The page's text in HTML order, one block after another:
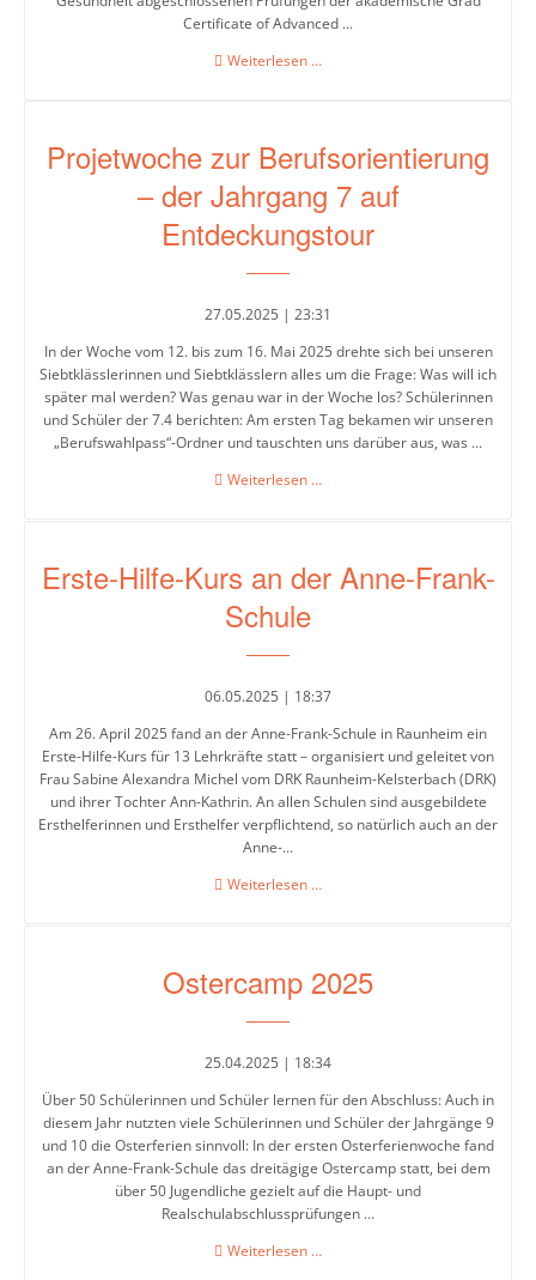
Certificate of Advanced ...
Weiterlesen …
Projetwoche zur Berufsorientierung
– der Jahrgang 7 auf
Entdeckungstour
27.05.2025 | 23:31
In der Woche vom 12. bis zum 16. Mai 2025 drehte sich bei unseren
Siebtklässlerinnen und Siebtklässlern alles um die Frage: Was will ich
später mal werden? Was genau war in der Woche los? Schülerinnen
und Schüler der 7.4 berichten: Am ersten Tag bekamen wir unseren
„Berufswahlpass“-Ordner und tauschten uns darüber aus, was ...
Weiterlesen …
der
Jahrgang
Erste-Hilfe-Kurs an der Anne-Frank-
Schule
06.05.2025 | 18:37
Am 26. April 2025 fand an der Anne-Frank-Schule in Raunheim ein
Erste-Hilfe-Kurs für 13 Lehrkräfte statt – organisiert und geleitet von
Frau Sabine Alexandra Michel vom DRK Raunheim-Kelsterbach (DRK)
und ihrer Tochter Ann-Kathrin. An allen Schulen sind ausgebildete
Ersthelferinnen und Ersthelfer verpflichtend, so natürlich auch an der
Anne-...
Weiterlesen …
der
Anne-
Ostercamp 2025
25.04.2025 | 18:34
Über 50 Schülerinnen und Schüler lernen für den Abschluss: Auch in
diesem Jahr nutzten viele Schülerinnen und Schüler der Jahrgänge 9
und 10 die Osterferien sinnvoll: In der ersten Osterferienwoche fand
an der Anne-Frank-Schule das dreitägige Ostercamp statt, bei dem
über 50 Jugendliche gezielt auf die Haupt- und
Realschulabschlussprüfungen ...
Weiterlesen …